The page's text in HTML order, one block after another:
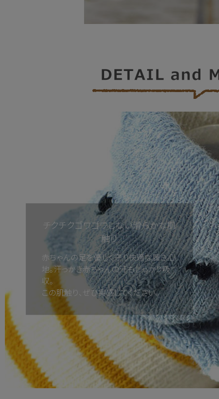
チクチクゴワゴワしない滑らかな肌
触り
赤ちゃんの足を優しく守り快適な履き心
地。汗っかき赤ちゃんの汗もしっかり吸
収。
この肌触り、ぜひ実感してください。